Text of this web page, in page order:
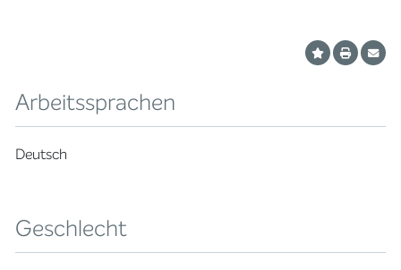
Arbeitssprachen
Deutsch
Geschlecht